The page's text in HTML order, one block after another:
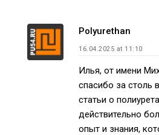
Polyurethan
16.04.2025 at 11:10
Илья, от имени
спасибо за столь
статьи о
действительно
опыт и знания,